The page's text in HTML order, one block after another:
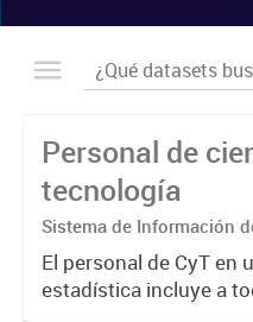
Personal de
tecnología
Sistema de Información
Tecnología Argentino
El personal de CyT en
estadística incluye a